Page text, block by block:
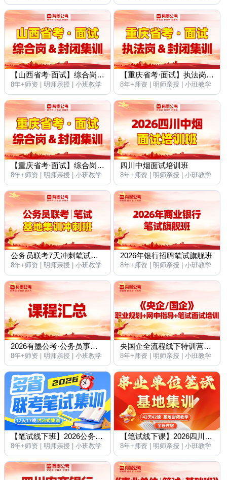
【山西省考·面试】综合岗_封闭集训营
8年+师资 | 明师亲授 | 小班教学
【重庆省考·面试】执法岗_封闭集训营
8年+师资 | 明师亲授 | 小班教学
【重庆省考·面试】综合岗_封闭集训营
8年+师资 | 明师亲授 | 小班教学
四川中烟面试培训班
8年+师资 | 明师亲授 | 小班教学
公务员联考7天冲刺笔试班·基地集训
8年+师资 | 明师亲授 | 小班教学
2026年银行招聘笔试旗舰班
8年+师资 | 明师亲授 | 小班教学
2026有墨公考·公务员事业单位考试培训课程汇总
8年+师资 | 明师亲授 | 小班教学
央国企全流程线下特训营｜职业规划 + 网申指导 + 笔试辅导 + 面试辅导，一站式搞定
8年+师资 | 明师亲授 | 小班教学
【笔试线下班】2026公务员联考笔试封闭式集训（17天17晚）
8年+师资 | 明师亲授 | 小班教学
【笔试线下课】2026四川事业单位笔试基地集训封闭班（42天42晚赠全程住宿）
8年+师资 | 明师亲授 | 小班教学